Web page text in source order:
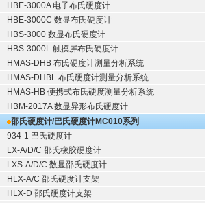
HBE-3000A 电子布氏硬度计
HBE-3000C 数显布氏硬度计
HBS-3000 数显布氏硬度计
HBS-3000L 触摸屏布氏硬度计
HMAS-DHB 布氏硬度计测量分析系统
HMAS-DHBL 布氏硬度计测量分析系统
HMAS-HB 便携式布氏硬度测量分析系统
HBM-2017A 数显异形布氏硬度计
邵氏硬度计/巴氏硬度计MC010系列
934-1 巴氏硬度计
LX-A/D/C 邵氏橡胶硬度计
LXS-A/D/C 数显邵氏硬度计
HLX-A/C 邵氏硬度计支架
HLX-D 邵氏硬度计支架